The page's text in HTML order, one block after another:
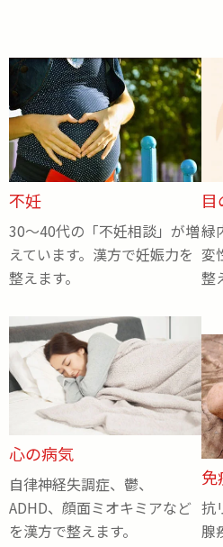
不妊
30～40代の「不妊相談」が増
えています。漢方で妊娠力を
整えます。
緑
変
整
心の病気
自律神経失調症、鬱、
ADHD、顔面ミオキミアなど
を漢方で整えます。
免
抗
腺